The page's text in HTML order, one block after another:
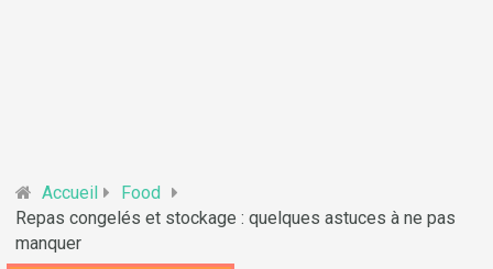
Accueil
Food
Repas congelés et stockage : quelques astuces à ne pas
manquer